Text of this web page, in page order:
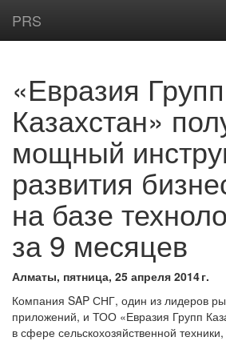
PRS
«Евразия Групп
Казахстан»
мощный
развития
на базе
за 9 месяцев
Алматы, пятница, 25 апреля 2014 г.
Компания SAP СНГ, один из лидеров
приложений, и ТОО «Евразия Групп
в сфере сельскохозяйственной